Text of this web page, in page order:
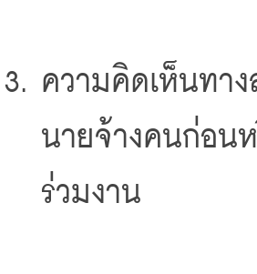
ความคิดเห็นทา
นายจ้างคนก่อน
ร่วมงาน